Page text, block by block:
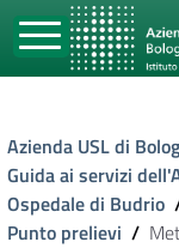
Azienda USL di
Guida ai servizi
Ospedale di Budrio
Punto prelievi /